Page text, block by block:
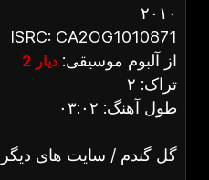
۲۰۱۰
ISRC: CA2OG1010871
از آلبوم موسیقی: دیار 2
تراک: ۲
طول آهنگ: ۰۳:۰۲
گل گندم / سایت های دیگر